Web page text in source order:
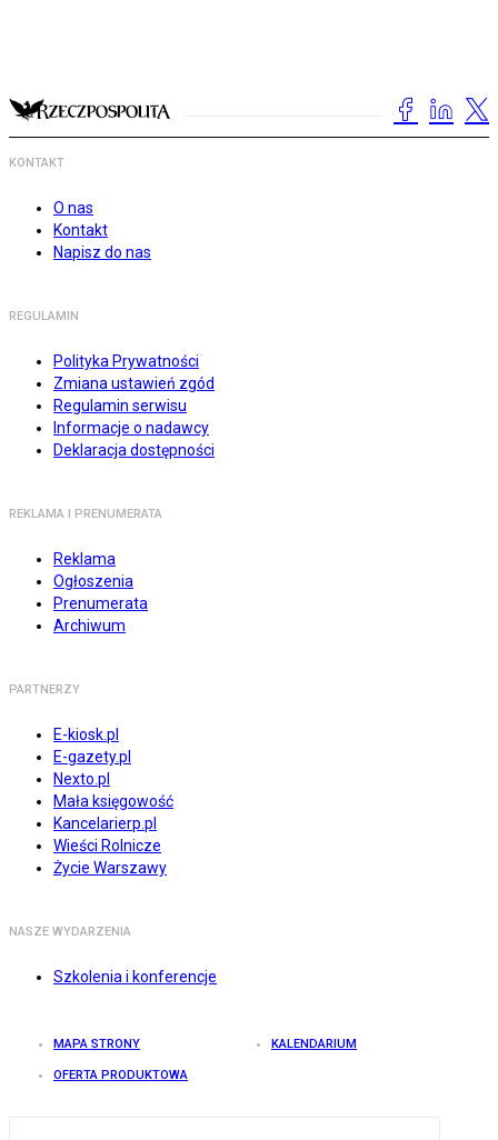
KONTAKT
O nas
Kontakt
Napisz do nas
REGULAMIN
Polityka Prywatności
Zmiana ustawień zgód
Regulamin serwisu
Informacje o nadawcy
Deklaracja dostępności
REKLAMA I PRENUMERATA
Reklama
Ogłoszenia
Prenumerata
Archiwum
PARTNERZY
E-kiosk.pl
E-gazety.pl
Nexto.pl
Mała księgowość
Kancelarierp.pl
Wieści Rolnicze
Życie Warszawy
NASZE WYDARZENIA
Szkolenia i konferencje
MAPA STRONY KALENDARIUM
OFERTA PRODUKTOWA